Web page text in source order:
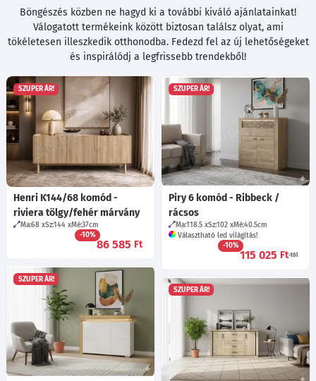
Böngészés közben ne hagyd ki a további kiváló ajánlatainkat!
Válogatott termékeink között biztosan találsz olyat, ami
tökéletesen illeszkedik otthonodba. Fedezd fel az új lehetőségeket
és inspirálódj a legfrissebb trendekből!
SZUPER ÁR!
Henri K144/68 komód -
riviera tölgy/fehér márvány
Ma:68 Sz:144 Mé:37cm
-10%
86 585 Ft
SZUPER ÁR!
Piry 6 komód - Ribbeck /
rácsos
Ma:118.5 Sz:102 Mé:40.5cm
Választható led világítás!
-10%
115 025 Ft-tól
SZUPER ÁR!
SZUPER ÁR!